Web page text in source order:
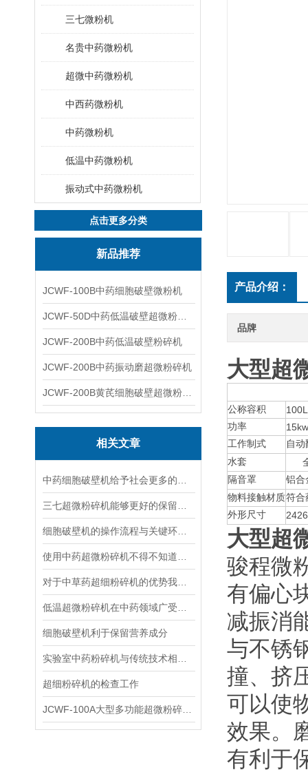
三七微粉机
名贵中药微粉机
超微中药微粉机
中西药微粉机
中药微粉机
低温中药微粉机
振动式中药微粉机
点击更多分类
新品推荐
JCWF-100B中药细胞破壁微粉机
JCWF-200B中药低温破壁粉碎机
JCWF-200B中药振动磨超微粉碎机
相关文章
细胞破壁机利于保留营养成分
超细粉碎机的检查工作
产品介绍：
品牌
大型超
公称容积 100L
功率 15kw
工作制式
自动
水套
隔音罩
铝合
物料接触材质符合
外形尺寸
大型超
骏程微
有偏心
减振消
与不锈
撞、挤
可以使
效果。
有利于